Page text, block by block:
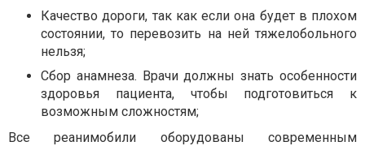
Качество дороги, так как если она будет в плохом
состоянии, то перевозить на ней тяжелобольного
нельзя;
Сбор анамнеза. Врачи должны знать особенности
здоровья пациента, чтобы подготовиться к
возможным сложностям;
Все реанимобили оборудованы современным